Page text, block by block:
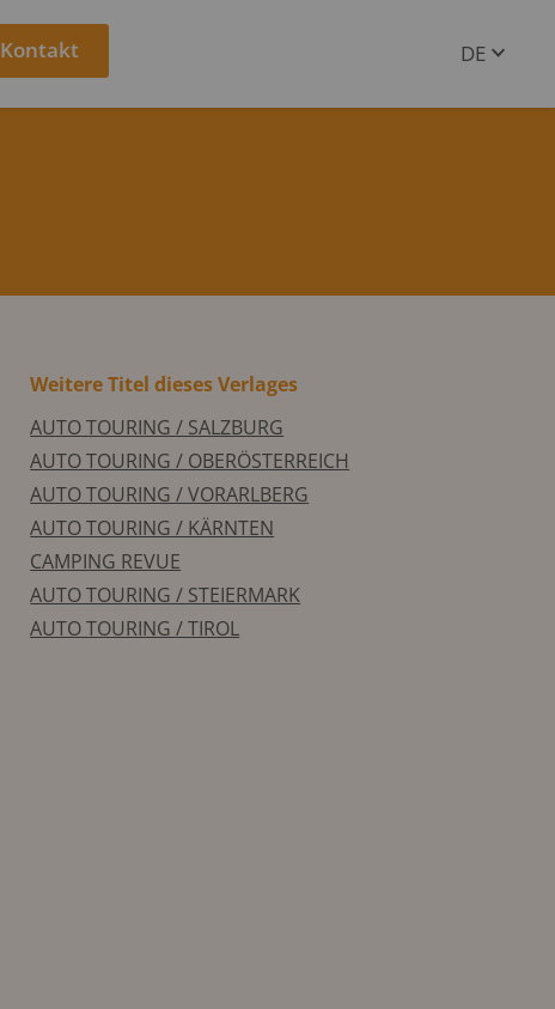
Kontakt
DE
Weitere Titel dieses Verlages
AUTO TOURING / SALZBURG
AUTO TOURING / OBERÖSTERREICH
AUTO TOURING / VORARLBERG
AUTO TOURING / KÄRNTEN
CAMPING REVUE
AUTO TOURING / STEIERMARK
AUTO TOURING / TIROL